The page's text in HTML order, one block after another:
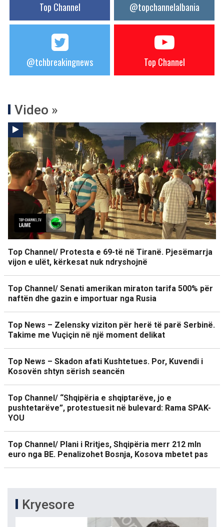
Top Channel @topchannelalbania
@tchbreakingnews Top Channel
Video »
Top Channel/ Protesta e 69-të në Tiranë. Pjesëmarrja
vijon e ulët, kërkesat nuk ndryshojnë
Top Channel/ Senati amerikan miraton tarifa 500% për
naftën dhe gazin e importuar nga Rusia
Top News – Zelensky viziton për herë të parë Serbinë.
Takime me Vuçiçin në një moment delikat
Top News – Skadon afati Kushtetues. Por, Kuvendi i
Kosovën shtyn sërish seancën
Top Channel/ “Shqipëria e shqiptarëve, jo e
pushtetarëve”, protestuesit në bulevard: Rama SPAK-
YOU
Top Channel/ Plani i Rritjes, Shqipëria merr 212 mln
euro nga BE. Penalizohet Bosnja, Kosova mbetet pas
Kryesore